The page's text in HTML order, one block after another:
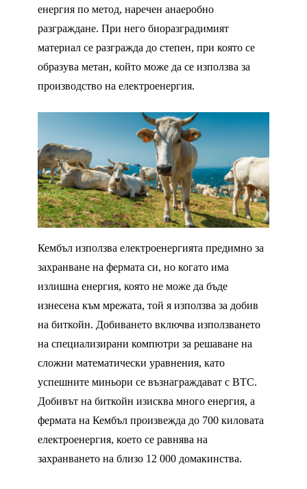
енергия по метод, наречен анаеробно
разграждане. При него биоразградимият
материал се разгражда до степен, при която се
образува метан, който може да се използва за
производство на електроенергия.
Кембъл използва електроенергията предимно за
захранване на фермата си, но когато има
излишна енергия, която не може да бъде
изнесена към мрежата, той я използва за добив
на биткойн. Добиването включва използването
на специализирани компютри за решаване на
сложни математически уравнения, като
успешните миньори се възнаграждават с BTC.
Добивът на биткойн изисква много енергия, а
фермата на Кембъл произвежда до 700 киловата
електроенергия, което се равнява на
захранването на близо 12 000 домакинства.